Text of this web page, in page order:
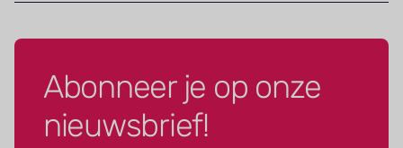
Abonneer je op onze
nieuwsbrief!